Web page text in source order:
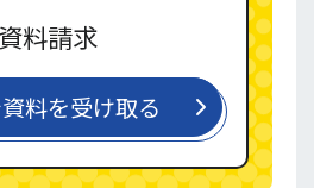
資料請求
料を受け取る